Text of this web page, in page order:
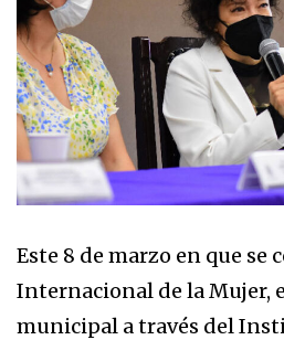
Este 8 de marzo en que se
Internacional de la Mujer,
municipal a través del